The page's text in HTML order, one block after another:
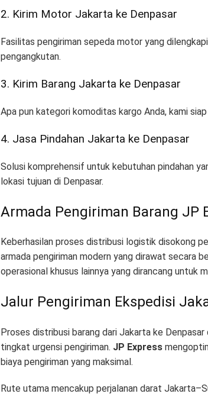
2. Kirim Motor Jakarta ke Denpasar
Fasilitas pengiriman sepeda motor yang
pengangkutan.
3. Kirim Barang Jakarta ke Denpasar
Apa pun kategori komoditas kargo Anda, kami
4. Jasa Pindahan Jakarta ke Denpasar
Solusi komprehensif untuk kebutuhan pindahan
lokasi tujuan di Denpasar.
Armada Pengiriman Barang JP
Keberhasilan proses distribusi logistik disokong
armada pengiriman modern yang dirawat secara
operasional khusus lainnya yang dirancang untuk
Jalur Pengiriman Ekspedisi
Proses distribusi barang dari Jakarta ke
tingkat urgensi pengiriman. JP Express
biaya pengiriman yang maksimal .
Rute utama mencakup perjalanan darat